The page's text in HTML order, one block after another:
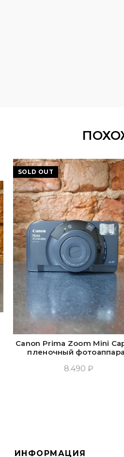
SOLD OUT
Canon Prima Zoom Mini
пленочный
8.490 ₽
ИНФОРМАЦИЯ